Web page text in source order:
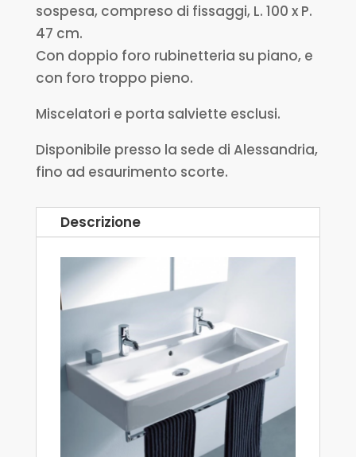
sospesa, compreso di fissaggi, L. 100 x P.
47 cm.
Con doppio foro rubinetteria su piano, e
con foro troppo pieno.
Miscelatori e porta salviette esclusi.
Disponibile presso la sede di Alessandria,
fino ad esaurimento scorte.
Descrizione